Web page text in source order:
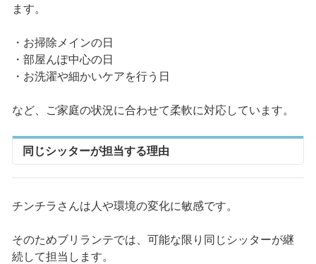
ます。
・お掃除メインの日
・部屋んぽ中心の日
・お洗濯や細かいケアを行う日
など、ご家庭の状況に合わせて柔軟に対応しています。
同じシッターが担当する理由
チンチラさんは人や環境の変化に敏感です。
そのためブリランテでは、可能な限り同じシッターが継
続して担当します。